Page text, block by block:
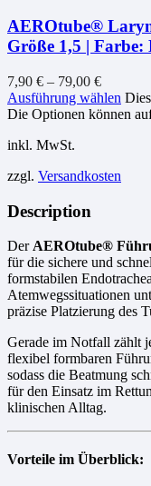
AEROtube®
Größe 1,5 | Farbe:
7,90 € – 79,00 €
Ausführung wählen
Die Optionen können
inkl. MwSt.
zzgl. Versandkosten
Description
Der AEROtube®
für die sichere und
formstabilen
Atemwegssituationen
präzise Platzierung des
Gerade im Notfall zählt
flexibel formbaren
sodass die Beatmung
für den Einsatz im
klinischen Alltag.
Vorteile im Überblick: